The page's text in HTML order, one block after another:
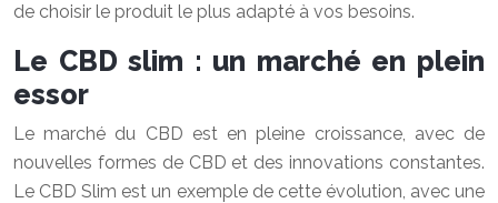
de choisir le produit le plus adapté à vos besoins.
Le CBD slim : un marché en plein
essor
Le marché du CBD est en pleine croissance, avec de
nouvelles formes de CBD et des innovations constantes.
Le CBD Slim est un exemple de cette évolution, avec une